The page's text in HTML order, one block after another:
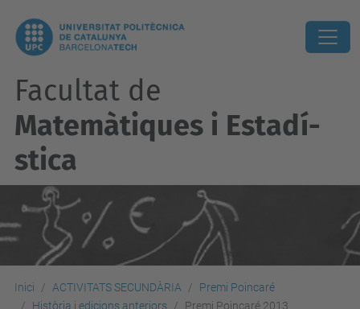
Facultat de
Matemàtiques i Estadí­
stica
Inici ACTIVITATS SECUNDÀRIA
Premi Poincaré
Història i edicions anteriors
Premi Poincaré 2013